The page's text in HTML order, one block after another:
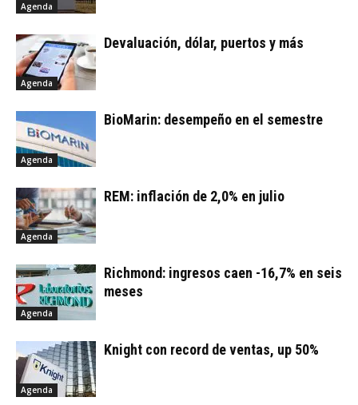
Agenda
Agenda
Devaluación, dólar, puertos y más
Agenda
BioMarin: desempeño en el semestre
Agenda
REM: inflación de 2,0% en julio
Agenda
Richmond: ingresos caen -16,7% en seis
meses
Agenda
Knight con record de ventas, up 50%